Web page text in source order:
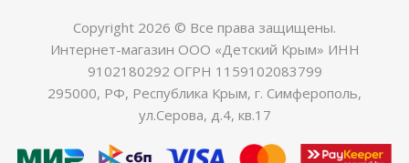
Copyright 2026 © Все права защищены.
Интернет-магазин ООО «Детский Крым» ИНН
9102180292 ОГРН 1159102083799
295000, РФ, Республика Крым, г. Симферополь,
ул.Серова, д.4, кв.17